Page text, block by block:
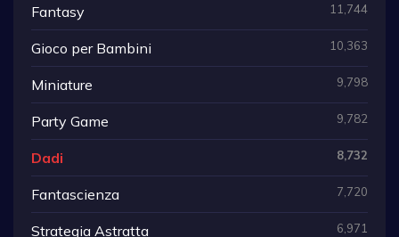
Fantasy 11,744
Gioco per Bambini 10,363
Miniature 9,798
Party Game 9,782
Dadi 8,732
Fantascienza 7,720
Strategia Astratta 6,971